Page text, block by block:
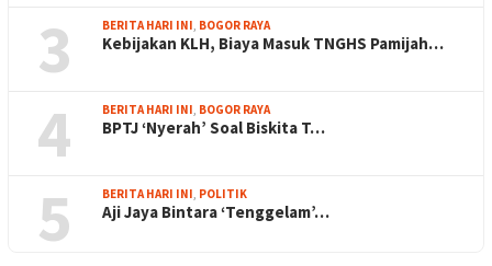
3 BERITA HARI INI, BOGOR RAYA
Kebijakan KLH, Biaya Masuk TNGHS Pamijah…
4 BERITA HARI INI, BOGOR RAYA
BPTJ ‘Nyerah’ Soal Biskita T…
5 BERITA HARI INI, POLITIK
Aji Jaya Bintara ‘Tenggelam’…